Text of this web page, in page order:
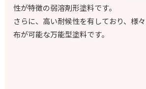
性が特徴の弱溶剤形塗料です。
さらに、高い耐候性を有しており、様
布が可能な万能型塗料です。